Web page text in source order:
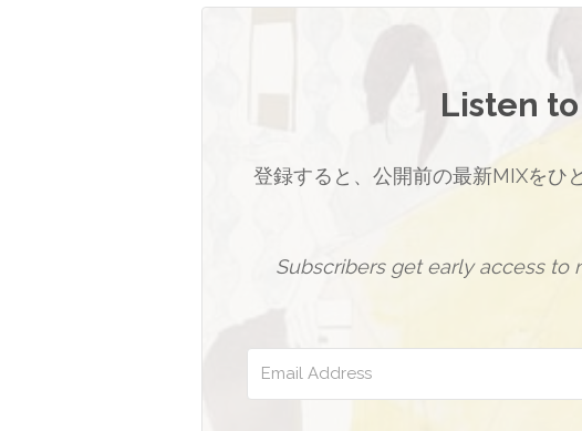
Listen
登録すると、公開前の最新MIXをひ
Subscribers get early access